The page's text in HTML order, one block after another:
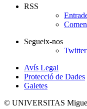
RSS
Segueix-nos
Twitter
Avís Legal
Protecció de Dades
Galetes
© UNIVERSITAS